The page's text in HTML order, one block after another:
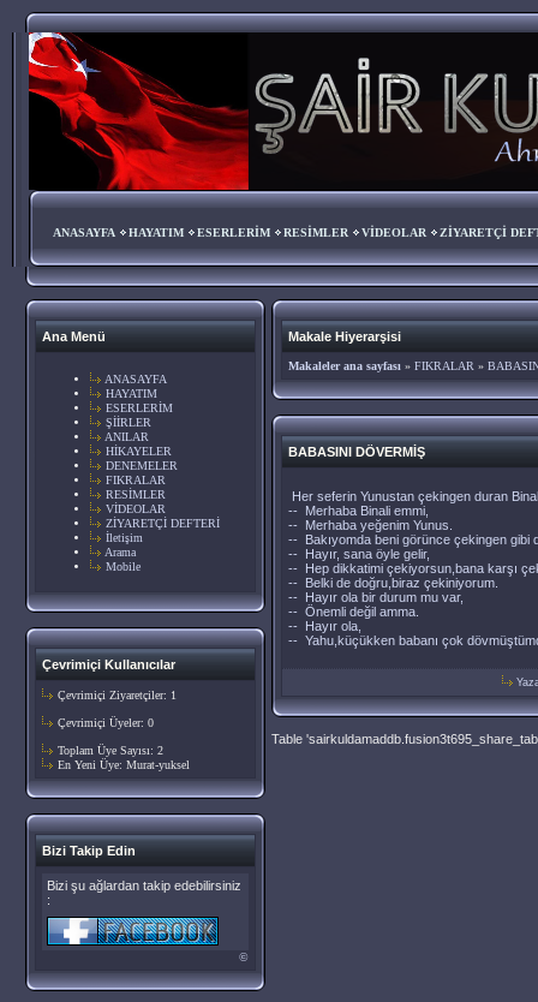
ANASAYFA HAYATIM ESERLERİM RESİMLER VİDEOLAR ZİYARETÇİ
Ana Menü
ANASAYFA
HAYATIM
ESERLERİM
ŞİİRLER
ANILAR
HİKAYELER
DENEMELER
FIKRALAR
RESİMLER
VİDEOLAR
ZİYARETÇİ DEFTERİ
İletişim
Arama
Mobile
Çevrimiçi Kullanıcılar
Çevrimiçi Ziyaretçiler: 1
Çevrimiçi Üyeler: 0
Toplam Üye Sayısı: 2
En Yeni Üye: Murat-yuksel
Bizi Takip Edin
Bizi şu ağlardan takip edebilirsiniz
:
©
Makale Hiyerarşisi
Makaleler ana sayfası » FIKRALAR »
BABASINI DÖVERMİŞ
Her seferin Yunustan çekingen duran
-- Merhaba Binali emmi,
-- Merhaba yeğenim Yunus.
-- Bakıyomda beni görünce çekingen gibi
-- Hayır, sana öyle gelir,
-- Hep dikkatimi çekiyorsun,bana karşı
-- Belki de doğru,biraz çekiniyorum.
-- Hayır ola bir durum mu var,
-- Önemli değil amma.
-- Hayır ola,
-- Yahu,küçükken babanı çok
Table